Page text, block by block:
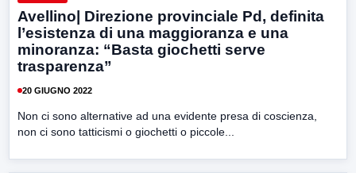
Avellino| Direzione provinciale Pd, definita
l’esistenza di una maggioranza e una
minoranza: “Basta giochetti serve
trasparenza”
20 GIUGNO 2022
Non ci sono alternative ad una evidente presa di coscienza,
non ci sono tatticismi o giochetti o piccole...